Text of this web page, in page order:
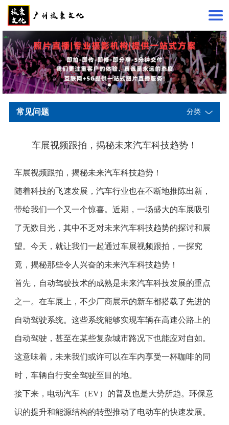
常见问题 分类
车展视频跟拍，揭秘未来汽车科技趋势！
车展视频跟拍，揭秘未来汽车科技趋势！
随着科技的飞速发展，汽车行业也在不断地推陈出新，
带给我们一个又一个惊喜。近期，一场盛大的车展吸引
了无数目光，其中不乏对未来汽车科技趋势的探讨和展
望。今天，就让我们一起通过车展视频跟拍，一探究
竟，揭秘那些令人兴奋的未来汽车科技趋势！
首先，自动驾驶技术的成熟是未来汽车科技发展的重点
之一。在车展上，不少厂商展示的新车都搭载了先进的
自动驾驶系统。这些系统能够实现车辆在高速公路上的
自动驾驶，甚至在某些复杂城市路况下也能应对自如。
这意味着，未来我们或许可以在车内享受一杯咖啡的同
时，车辆自行安全驾驶至目的地。
接下来，电动汽车（EV）的普及也是大势所趋。环保意
识的提升和能源结构的转型推动了电动车的快速发展。